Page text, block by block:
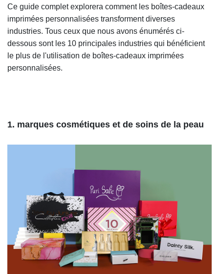
Ce guide complet explorera comment les boîtes-cadeaux
imprimées personnalisées transforment diverses
industries. Tous ceux que nous avons énumérés ci-
dessous sont les 10 principales industries qui bénéficient
le plus de l'utilisation de boîtes-cadeaux imprimées
personnalisées.
1. marques cosmétiques et de soins de la peau